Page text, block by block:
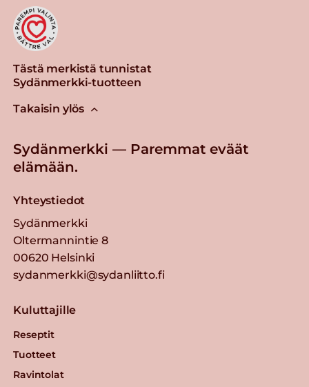
Tästä merkistä tunnistat
Sydänmerkki-tuotteen
Takaisin ylös
Sydänmerkki — Paremmat eväät
elämään.
Yhteystiedot
Sydänmerkki
Oltermannintie 8
00620 Helsinki
sydanmerkki@sydanliitto.fi
Kuluttajille
Reseptit
Tuotteet
Ravintolat